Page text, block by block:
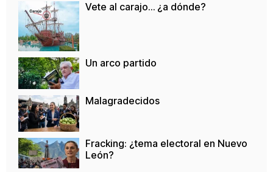
Vete al carajo… ¿a dónde?
Un arco partido
Malagradecidos
Fracking: ¿tema electoral en Nuevo
León?